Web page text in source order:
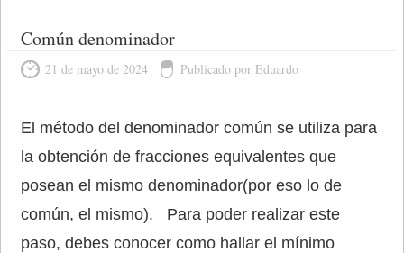
Común denominador
21 de mayo de 2024 Publicado por Eduardo
El método del denominador común se utiliza para
la obtención de fracciones equivalentes que
posean el mismo denominador(por eso lo de
común, el mismo). Para poder realizar este
paso, debes conocer como hallar el mínimo